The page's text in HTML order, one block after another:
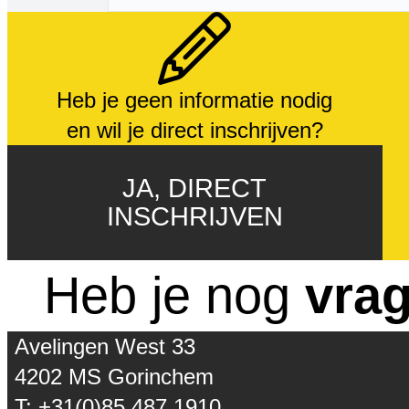
Heb je geen informatie nodig
en wil je direct inschrijven?
JA, DIRECT
INSCHRIJVEN
Heb je nog
Avelingen West 33
4202 MS Gorinchem